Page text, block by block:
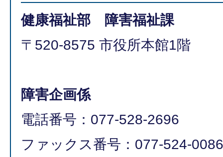
健康福祉部 障害福祉課
〒520-8575 市役所本館1階
障害企画係
電話番号：077-528-2696
ファックス番号：077-524-0086​​​